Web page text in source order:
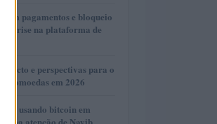
em pagamentos e bloqueio
crise na plataforma de
e perspectivas para o
em 2026
usando bitcoin em